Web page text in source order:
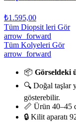
₺1.595,00
Tüm Diopsit leri Gör
arrow_forward
Tüm Kolyeleri Gör
arrow_forward
📦 Görseldeki
🔍 Doğal taşlar
gösterebilir.
📏 Ürün 40–45
🔒 Kilit aparatı